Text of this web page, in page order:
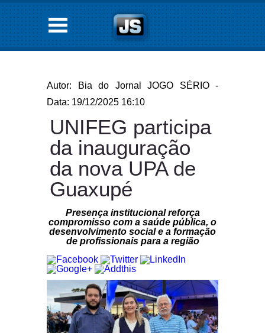
Autor: Bia do Jornal JOGO SÉRIO -
Data: 19/12/2025 16:10
UNIFEG participa
da inauguração
da nova UPA de
Guaxupé
Presença institucional reforça
compromisso com a saúde pública, o
desenvolvimento social e a formação
de profissionais para a região